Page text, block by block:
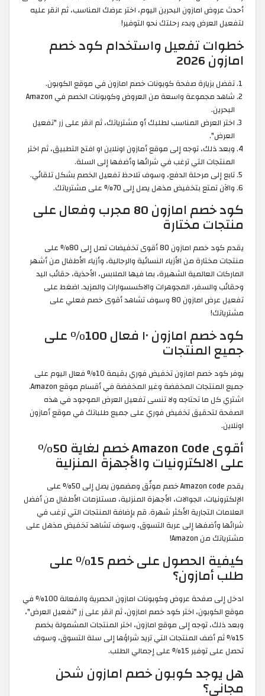
أحدث عروض امازون البحرين اليوم، اختر عرضك المناسب، ثم انقر عليه
لتفعيل العرض وبدء رحلتك نحو التوفير!
خطوات تفعيل واستخدام كود خصم
امازون 2026
تفضل بزيارة صفحة كوبونات خصم امازون في موقع الكوبون.
شاهد مجموعة واسعة من العروض وكوبونات الخصم في Amazon
البحرين.
اختر العرض المناسب لطلبك أو مشترياتك، ثم انقر على زر "تفعيل
العرض".
وبعد ذلك، توجه إلى موقع أمازون اونلاين او افتح التطبيق، ثم اختر
المنتجات التي ترغب في شرائها وأضفها إلى السلة.
تابع إلى مرحلة الدفع، وسوف تلاحظ تفعيل الخصم بشكل تلقائي.
والآن تمتع بتخفيض مذهل يصل إلى 70% على مشترياتك.
كود خصم امازون 80 مجرب وفعال على
منتجات مختارة
يقدم كود خصم امازون 80 أقوى تخفيضات تصل إلى 80% على
منتجات مختارة من الأزياء النسائية والرجالية، وأزياء الأطفال من أشهر
الماركات العالمية الشهيرة، بما فيها الملابس، الأحذية، حقائب اليد
وحقائب والسفر، المجوهرات والاكسسوارات والمزيد. اضغط على
تفعيل عرض امازون 80 وسوف تشاهد أقوى خصم فعلي على
مشترياتك!
كود خصم امازون ١٠ فعال 100% على
جميع المنتجات
يوفر كود خصم امازون تخفيض فوري بقيمة 10% فعال اليوم على
جميع المنتجات المخفضة وغير المخفضة في أقسام موقع Amazon.
اشتري كل ما تحتاجه ولا تنسى تفعيل العرض الموجود في هذه
الصفحة لتحقيق تخفيض فوري على جميع طلباتك في موقع أمازون
اونلاين.
أقوى Amazon Code خصم لغاية 50%
على الالكترونيات والأجهزة المنزلية
يقدم Amazon code خصم موثّق ومضمون يصل إلى 50% على
الإلكترونيات، الجوالات، الأجهزة المنزلية، مستلزمات الأطفال من أفضل
العلامات التجارية الأكثر شهرة. قم بإضافة المنتجات التي ترغب في
شرائها وأضفها إلى عربة التسوق، وسوف تشاهد تخفيض مذهل على
مشترياتك من Amazon!
كيفية الحصول على خصم 15٪ على
طلب أمازون؟
ادخل إلى صفحة عروض وكوبونات امازون الحصرية والفعالة 100% في
موقع الكوبون، اختر كود خصم امازون، ثم انقر على زر "تفعيل العرض"،
وبعد ذلك، توجه إلى موقع امازون، اختر المنتجات المشمولة بخصم
15% ثم أضف المنتجات التي تريد شراؤها إلى سلة التسوق، وسوف
تحصل على توفير 15% على إجمالي الطلب.
هل يوجد كوبون خصم امازون شحن
مجاني؟